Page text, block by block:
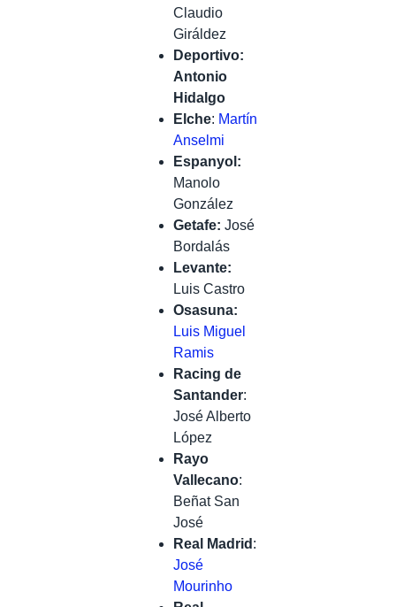
Claudio
Giráldez
Deportivo:
Antonio
Hidalgo
Elche: Martín
Anselmi
Espanyol:
Manolo
González
Getafe: José
Bordalás
Levante:
Luis Castro
Osasuna:
Luis Miguel
Ramis
Racing de
Santander:
José Alberto
López
Rayo
Vallecano:
Beñat San
José
Real Madrid :
José
Mourinho